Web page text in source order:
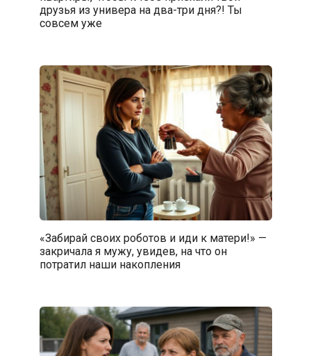
друзья из универа на два-три дня?! Ты
совсем уже
«Забирай своих роботов и иди к матери!» —
закричала я мужу, увидев, на что он
потратил наши накопления